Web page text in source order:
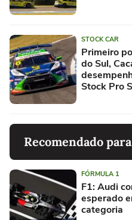
STOCK CAR
Primeiro
do Sul,
Stock Pro
Recomendado
FÓRMULA 1
F1: Audi
esperado
categoria